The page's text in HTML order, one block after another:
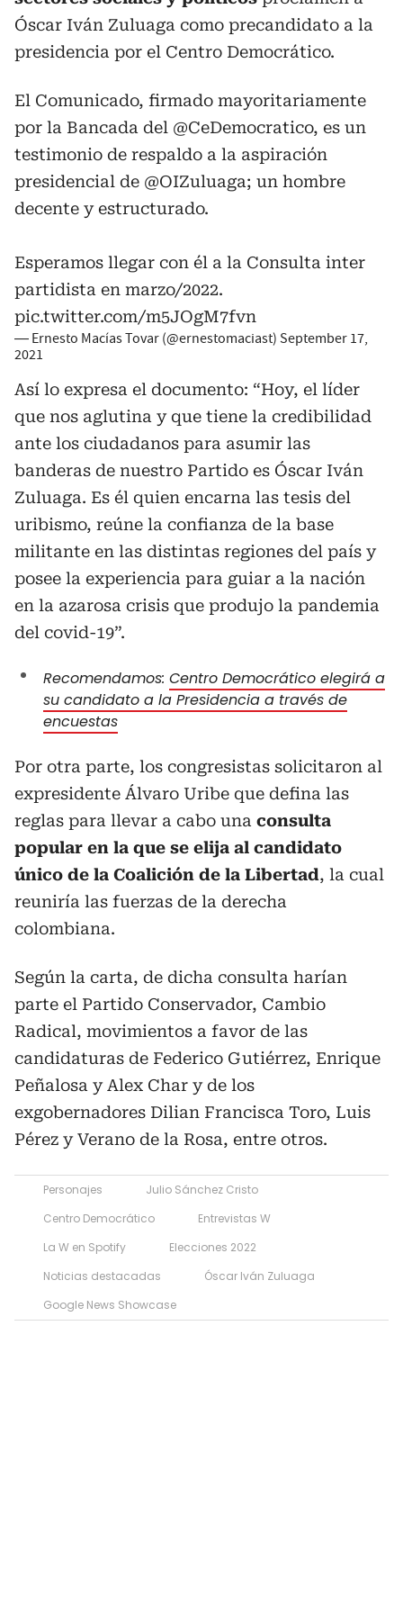
Óscar Iván Zuluaga como precandidato a la
presidencia por el Centro Democrático.
El Comunicado, firmado mayoritariamente
por la Bancada del @CeDemocratico, es un
testimonio de respaldo a la aspiración
presidencial de @OIZuluaga; un hombre
decente y estructurado.
Esperamos llegar con él a la Consulta inter
partidista en marzo/2022.
pic.twitter.com/m5JOgM7fvn
— Ernesto Macías Tovar (@ernestomaciast) September 17,
2021
Así lo expresa el documento: “Hoy, el líder
que nos aglutina y que tiene la credibilidad
ante los ciudadanos para asumir las
banderas de nuestro Partido es Óscar Iván
Zuluaga. Es él quien encarna las tesis del
uribismo, reúne la confianza de la base
militante en las distintas regiones del país y
posee la experiencia para guiar a la nación
en la azarosa crisis que produjo la pandemia
del covid-19”.
Recomendamos: Centro Democrático elegirá a
su candidato a la Presidencia a través de
encuestas
Por otra parte, los congresistas solicitaron al
expresidente Álvaro Uribe que defina las
reglas para llevar a cabo una consulta
popular en la que se elija al candidato
único de la Coalición de la Libertad, la cual
reuniría las fuerzas de la derecha
colombiana.
Según la carta, de dicha consulta harían
parte el Partido Conservador, Cambio
Radical, movimientos a favor de las
candidaturas de Federico Gutiérrez, Enrique
Peñalosa y Alex Char y de los
exgobernadores Dilian Francisca Toro, Luis
Pérez y Verano de la Rosa, entre otros.
Personajes
Julio Sánchez Cristo
Centro Democrático
Entrevistas W
La W en Spotify
Elecciones 2022
Noticias destacadas
Óscar Iván Zuluaga
Google News Showcase